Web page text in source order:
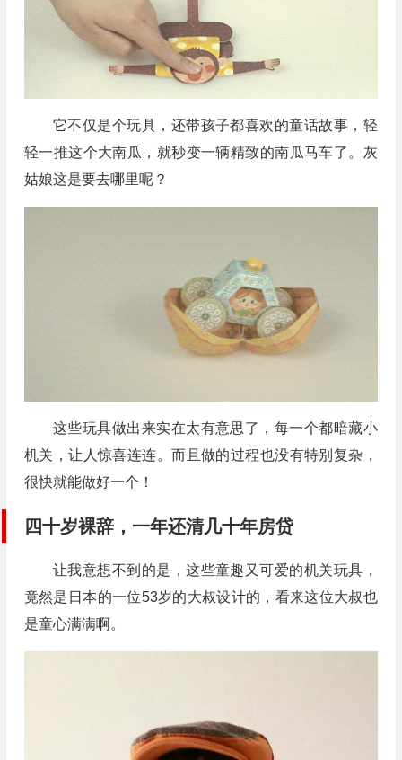
它不仅是个玩具，还带孩子都喜欢的童话故事，轻
轻一推这个大南瓜，就秒变一辆精致的南瓜马车了。灰
姑娘这是要去哪里呢？
这些玩具做出来实在太有意思了，每一个都暗藏小
机关，让人惊喜连连。而且做的过程也没有特别复杂，
很快就能做好一个！
四十岁裸辞，一年还清几十年房贷
让我意想不到的是，这些童趣又可爱的机关玩具，
竟然是日本的一位53岁的大叔设计的，看来这位大叔也
是童心满满啊。